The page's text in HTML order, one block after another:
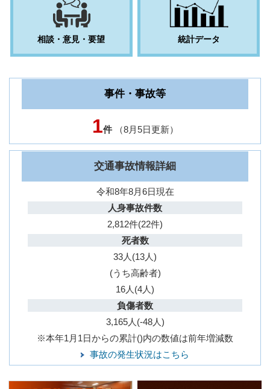
事件・事故等
1件 （8月5日更新）
交通事故情報詳細
令和8年8月6日現在
人身事故件数
2,812件(22件)
死者数
33人(13人)
(うち高齢者)
16人(4人)
負傷者数
3,165人(-48人)
※本年1月1日からの累計()内の数値は前年増減数
事故の発生状況はこちら
相談・意見・要望 統計データ